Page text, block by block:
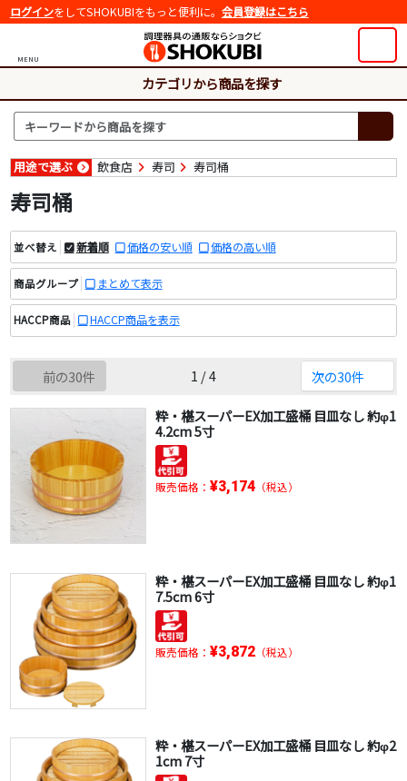
ログインをしてSHOKUBIをもっと便利に。 会員登録はこちら
MENU
カテゴリから商品を探す
用途で選ぶ 飲食店 寿司 寿司桶
寿司桶
並べ替え 新着順 価格の安い順 価格の高い順
商品グループ まとめて表示
HACCP商品 HACCP商品を表示
前の30件 1 / 4 次の30件
粋・椹スーパーEX加工盛桶 目皿なし 約φ1
4.2cm 5寸
販売価格： ¥3,174（税込）
粋・椹スーパーEX加工盛桶 目皿なし 約φ1
7.5cm 6寸
販売価格： ¥3,872（税込）
粋・椹スーパーEX加工盛桶 目皿なし 約φ2
1cm 7寸